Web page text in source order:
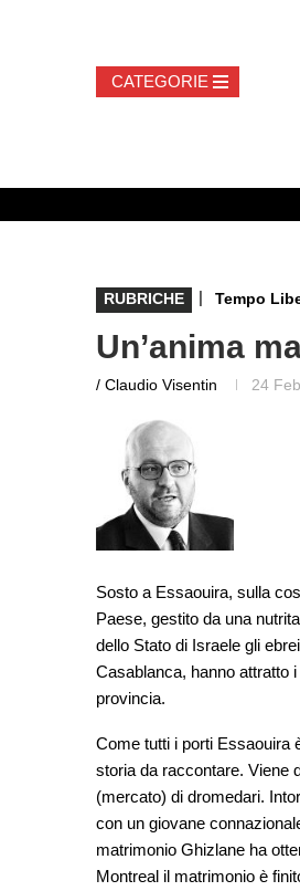
RUBRICHE | Tempo
Un’anima
/ Claudio Visentin 24
Sosto a Essaouira, sulla
Paese, gestito da una
dello Stato di Israele gli
Casablanca, hanno attratto
provincia.
Come tutti i porti Essaouira
storia da raccontare. Viene
(mercato) di dromedari.
con un giovane
matrimonio Ghizlane ha
Montreal il matrimonio è